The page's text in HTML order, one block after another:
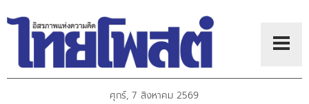
ศุกร์, 7 สิงหาคม 2569